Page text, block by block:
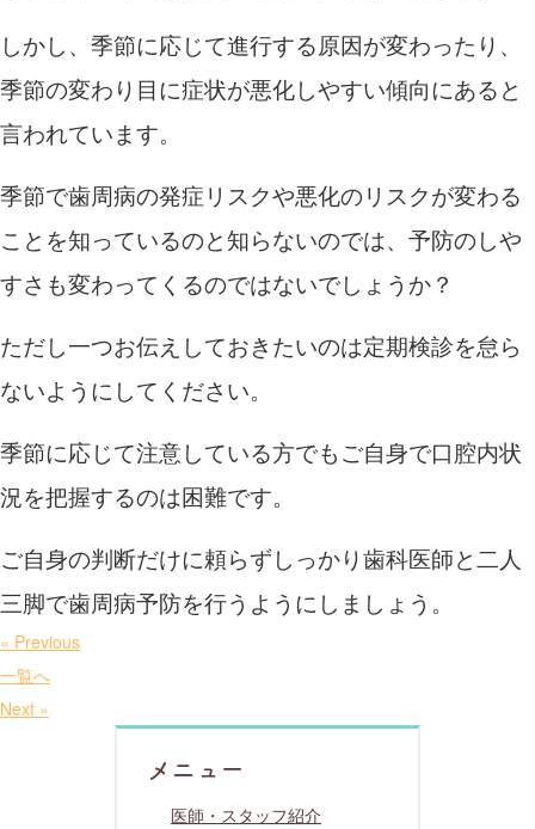
しかし、季節に応じて進行する原因が変わったり、
季節の変わり目に症状が悪化しやすい傾向にあると
言われています。
季節で歯周病の発症リスクや悪化のリスクが変わる
ことを知っているのと知らないのでは、予防のしや
すさも変わってくるのではないでしょうか？
ただし一つお伝えしておきたいのは定期検診を怠ら
ないようにしてください。
季節に応じて注意している方でもご自身で口腔内状
況を把握するのは困難です。
ご自身の判断だけに頼らずしっかり歯科医師と二人
三脚で歯周病予防を行うようにしましょう。
« Previous
一覧へ
Next »
メニュー
医師・スタッフ紹介